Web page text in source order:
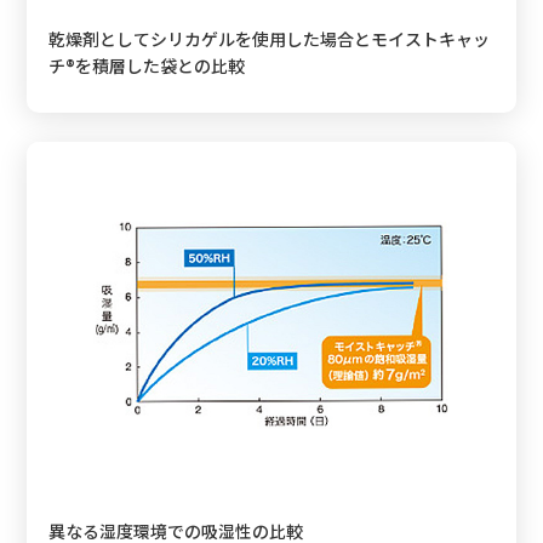
乾燥剤としてシリカゲルを使用した場合とモイストキャッ
チ®を積層した袋との比較
異なる湿度環境での吸湿性の比較